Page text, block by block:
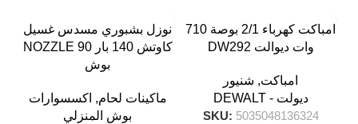
امباكت كهرباء 2/1 بوصة 710
وات ديوالت DW292
امباكت, شنيور
ديولت - DEWALT
SKU: 5035048136324
نوزل بشبوري مسدس غسيل
كاوتش 140 بار NOZZLE 90
بوش
ماكينات لحام, اكسسوارات
بوش المنزلي